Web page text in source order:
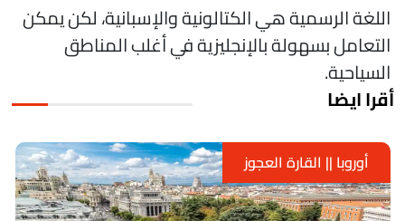
الرسمية هي الكتالونية والإسبانية، لكن يمكن
بسهولة بالإنجليزية في أغلب المناطق
ايضا
أوروبا || القارة العجوز